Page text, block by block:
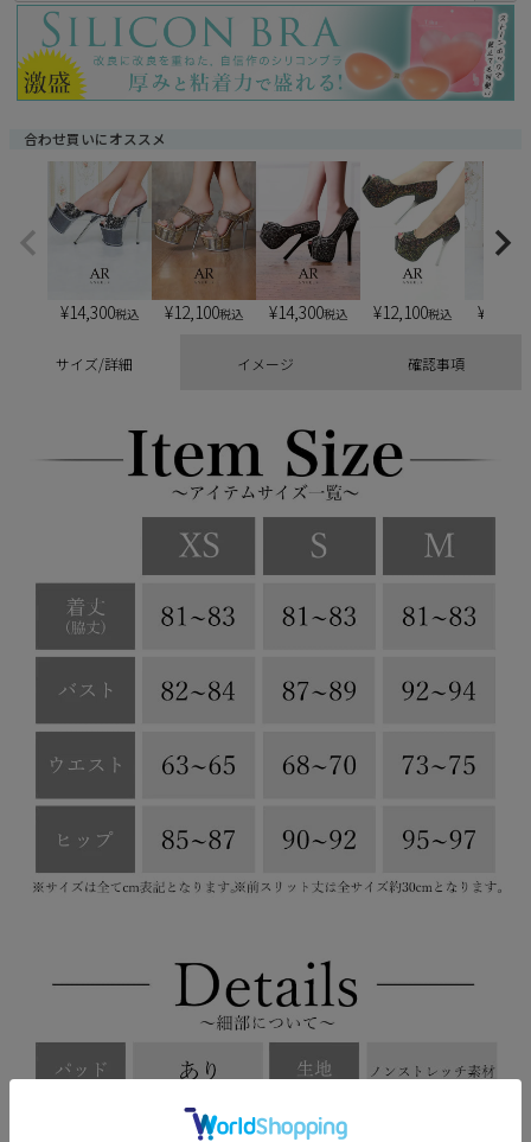
須
)
合わせ買いにオススメ
¥14,300税込 ¥12,100税込 ¥14,300税込 ¥12,100税込 ¥
サイズ/詳細 イメージ 確認事項